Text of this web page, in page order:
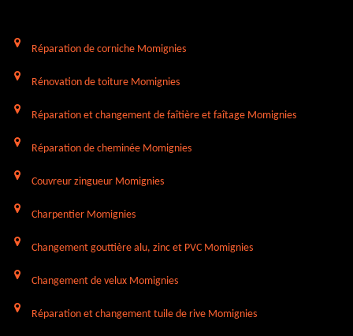
Réparation de corniche Momignies
Rénovation de toiture Momignies
Réparation et changement de faîtière et faîtage Momignies
Réparation de cheminée Momignies
Couvreur zingueur Momignies
Charpentier Momignies
Changement gouttière alu, zinc et PVC Momignies
Changement de velux Momignies
Réparation et changement tuile de rive Momignies